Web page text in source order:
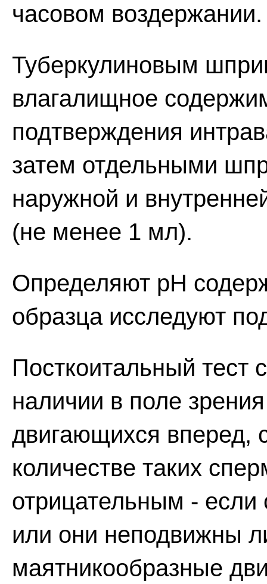
часовом воздержании.
Туберкулиновым
влагалищное
подтверждения
затем отдельными
наружной и
(не менее 1 мл).
Определяют рН
образца исследуют
Посткоитальный тест
наличии в поле
двигающихся вперед,
количестве таких
отрицательным - если
или они неподвижны
маятникообразные